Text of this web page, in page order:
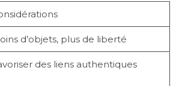
d’objets, plus de liberté
des liens authentiques